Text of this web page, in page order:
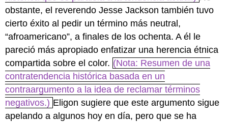
obstante, el reverendo Jesse Jackson también tuvo
cierto éxito al pedir un término más neutral,
“afroamericano”, a finales de los ochenta. A él le
pareció más apropiado enfatizar una herencia étnica
compartida sobre el color. (Nota: Resumen de una
contratendencia histórica basada en un
contraargumento a la idea de reclamar términos
negativos.) Eligon sugiere que este argumento sigue
apelando a algunos hoy en día, pero que se ha